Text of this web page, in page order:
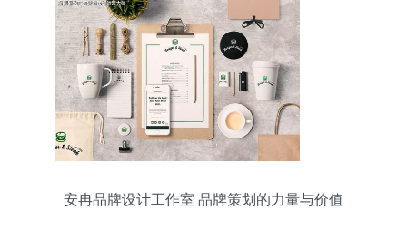
安冉品牌设计工作室 品牌策划的力量与价值